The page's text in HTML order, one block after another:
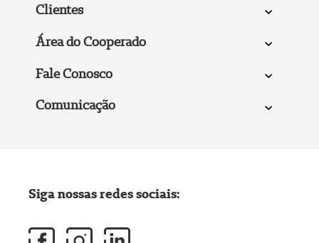
Clientes
Área do Cooperado
Fale Conosco
Comunicação
Siga nossas redes sociais: